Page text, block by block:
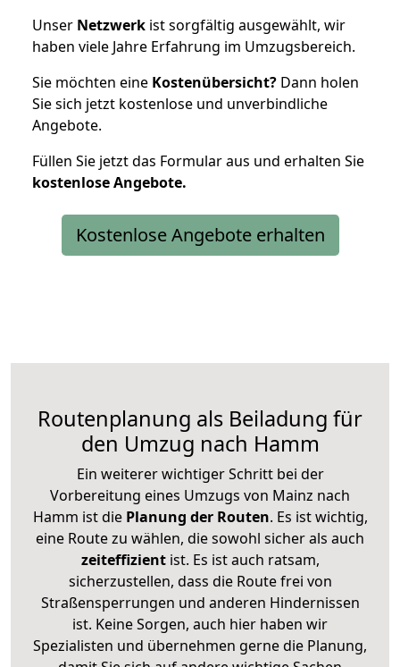
Unser Netzwerk ist sorgfältig ausgewählt, wir
haben viele Jahre Erfahrung im Umzugsbereich.
Sie möchten eine Kostenübersicht? Dann holen
Sie sich jetzt kostenlose und unverbindliche
Angebote.
Füllen Sie jetzt das Formular aus und erhalten Sie
kostenloseAngebote.
Kostenlose Angebote erhalten
Routenplanung als Beiladung für
den Umzug nach Hamm
Ein weiterer wichtiger Schritt bei der
Vorbereitung eines Umzugs von Mainz nach
Hamm ist diePlanung der Routen. Es ist wichtig,
eine Route zu wählen, die sowohl sicher als auch
zeiteffizientist. Es ist auch ratsam,
sicherzustellen, dass die Route frei von
Straßensperrungen und anderen Hindernissen
ist. Keine Sorgen, auch hier haben wir
Spezialisten und übernehmen gerne die Planung,